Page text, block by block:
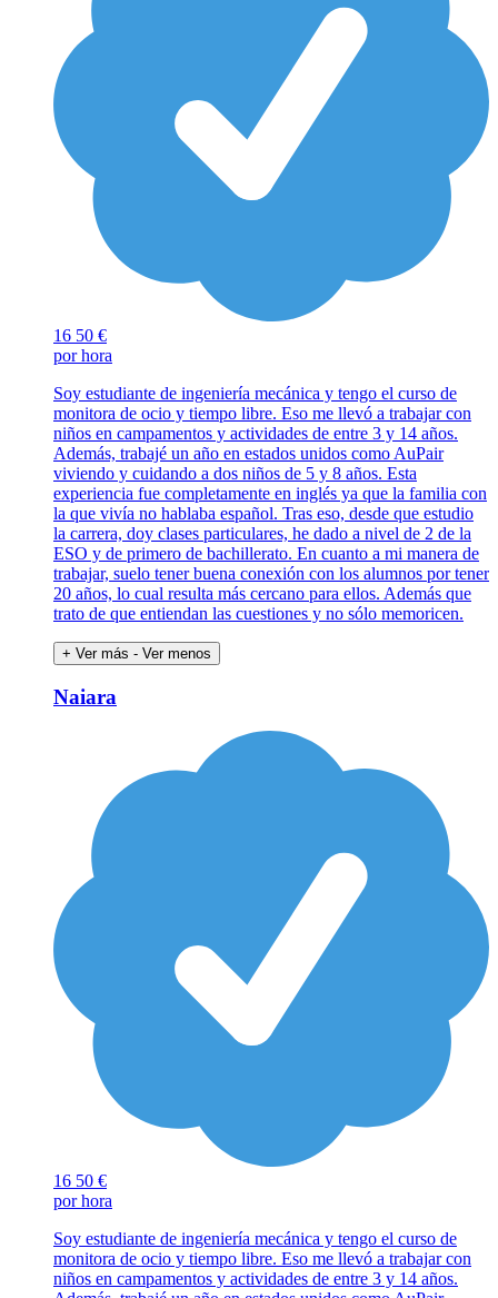
16 50 €
por hora
Soy estudiante de ingeniería mecánica y tengo el curso de
monitora de ocio y tiempo libre. Eso me llevó a trabajar con
niños en campamentos y actividades de entre 3 y 14 años.
Además, trabajé un año en estados unidos como AuPair
viviendo y cuidando a dos niños de 5 y 8 años. Esta
experiencia fue completamente en inglés ya que la familia con
la que vivía no hablaba español. Tras eso, desde que estudio
la carrera, doy clases particulares, he dado a nivel de 2 de la
ESO y de primero de bachillerato. En cuanto a mi manera de
trabajar, suelo tener buena conexión con los alumnos por tener
20 años, lo cual resulta más cercano para ellos. Además que
trato de que entiendan las cuestiones y no sólo memoricen.
+ Ver más - Ver menos
Naiara
16 50 €
por hora
Soy estudiante de ingeniería mecánica y tengo el curso de
monitora de ocio y tiempo libre. Eso me llevó a trabajar con
niños en campamentos y actividades de entre 3 y 14 años.